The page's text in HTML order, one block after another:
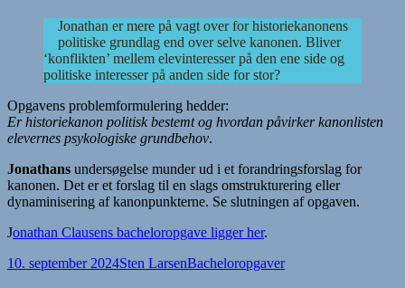
Jonathan er mere på vagt over for historiekanonens
politiske grundlag end over selve kanonen. Bliver
‘konflikten’ mellem elevinteresser på den ene side og
politiske interesser på anden side for stor?
Opgavens problemformulering hedder:
Er historiekanon politisk bestemt og hvordan påvirker kanonlisten
elevernes psykologiske grundbehov.
Jonathans undersøgelse munder ud i et forandringsforslag for
kanonen. Det er et forslag til en slags omstrukturering eller
dynaminisering af kanonpunkterne. Se slutningen af opgaven.
Jonathan Clausens bacheloropgave ligger her.
Udgivet
10. september 2024Forfatter
Sten LarsenKategorier
Bacheloropgaver